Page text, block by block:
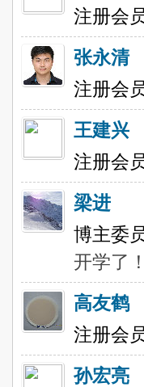
注册会
张永清
注册会
王建兴
注册会
梁进
博主委
开学了！
高友鹤
注册会
孙宏亮